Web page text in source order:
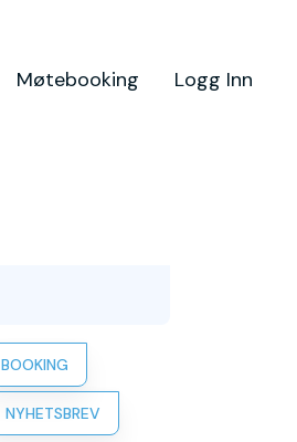
Møtebooking Logg Inn
BOOKING
NYHETSBREV